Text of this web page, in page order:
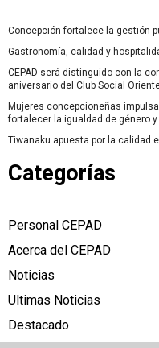
Concepción fortalece la gestión
Gastronomía, calidad y
CEPAD será distinguido con la
aniversario del Club Social
Mujeres concepcioneñas
fortalecer la igualdad de género
Tiwanaku apuesta por la calidad
Categorías
Personal CEPAD
Acerca del CEPAD
Noticias
Ultimas Noticias
Destacado